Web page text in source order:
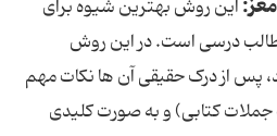
این روش بهترین شیوه برای
درسی است. در این روش
پس از درک حقیقی آن ها نکات مهم
جملات کتابی) و به صورت کلیدی